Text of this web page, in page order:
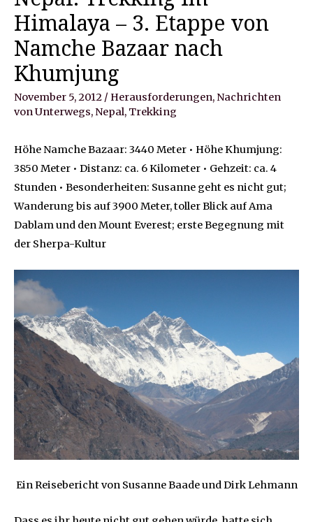
Himalaya – 3. Etappe von
Namche Bazaar nach
Khumjung
November 5, 2012 / Herausforderungen,Nachrichten
von Unterwegs,Nepal, Trekking
Höhe Namche Bazaar: 3440 Meter • Höhe Khumjung:
3850 Meter • Distanz: ca. 6 Kilometer • Gehzeit: ca. 4
Stunden • Besonderheiten: Susanne geht es nicht gut;
Wanderung bis auf 3900 Meter, toller Blick auf Ama
Dablam und den Mount Everest; erste Begegnung mit
der Sherpa-Kultur
Ein Reisebericht von Susanne Baade und Dirk Lehmann